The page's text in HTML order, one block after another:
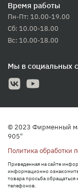
Время работы
Пн-Пт: 10.00-19.00
Сб: 10.00-18.00
Вс: 10.00-18.00
Мы в социальных
© 2023 Фирменный
905"
Политика обработки
Приведенная на сайте
информационно
товара просьба
телефонов.